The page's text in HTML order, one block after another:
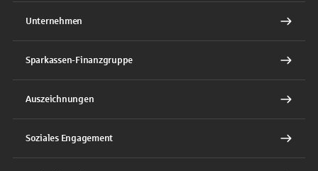
Unternehmen
Sparkassen-Finanzgruppe
Auszeichnungen
Soziales Engagement